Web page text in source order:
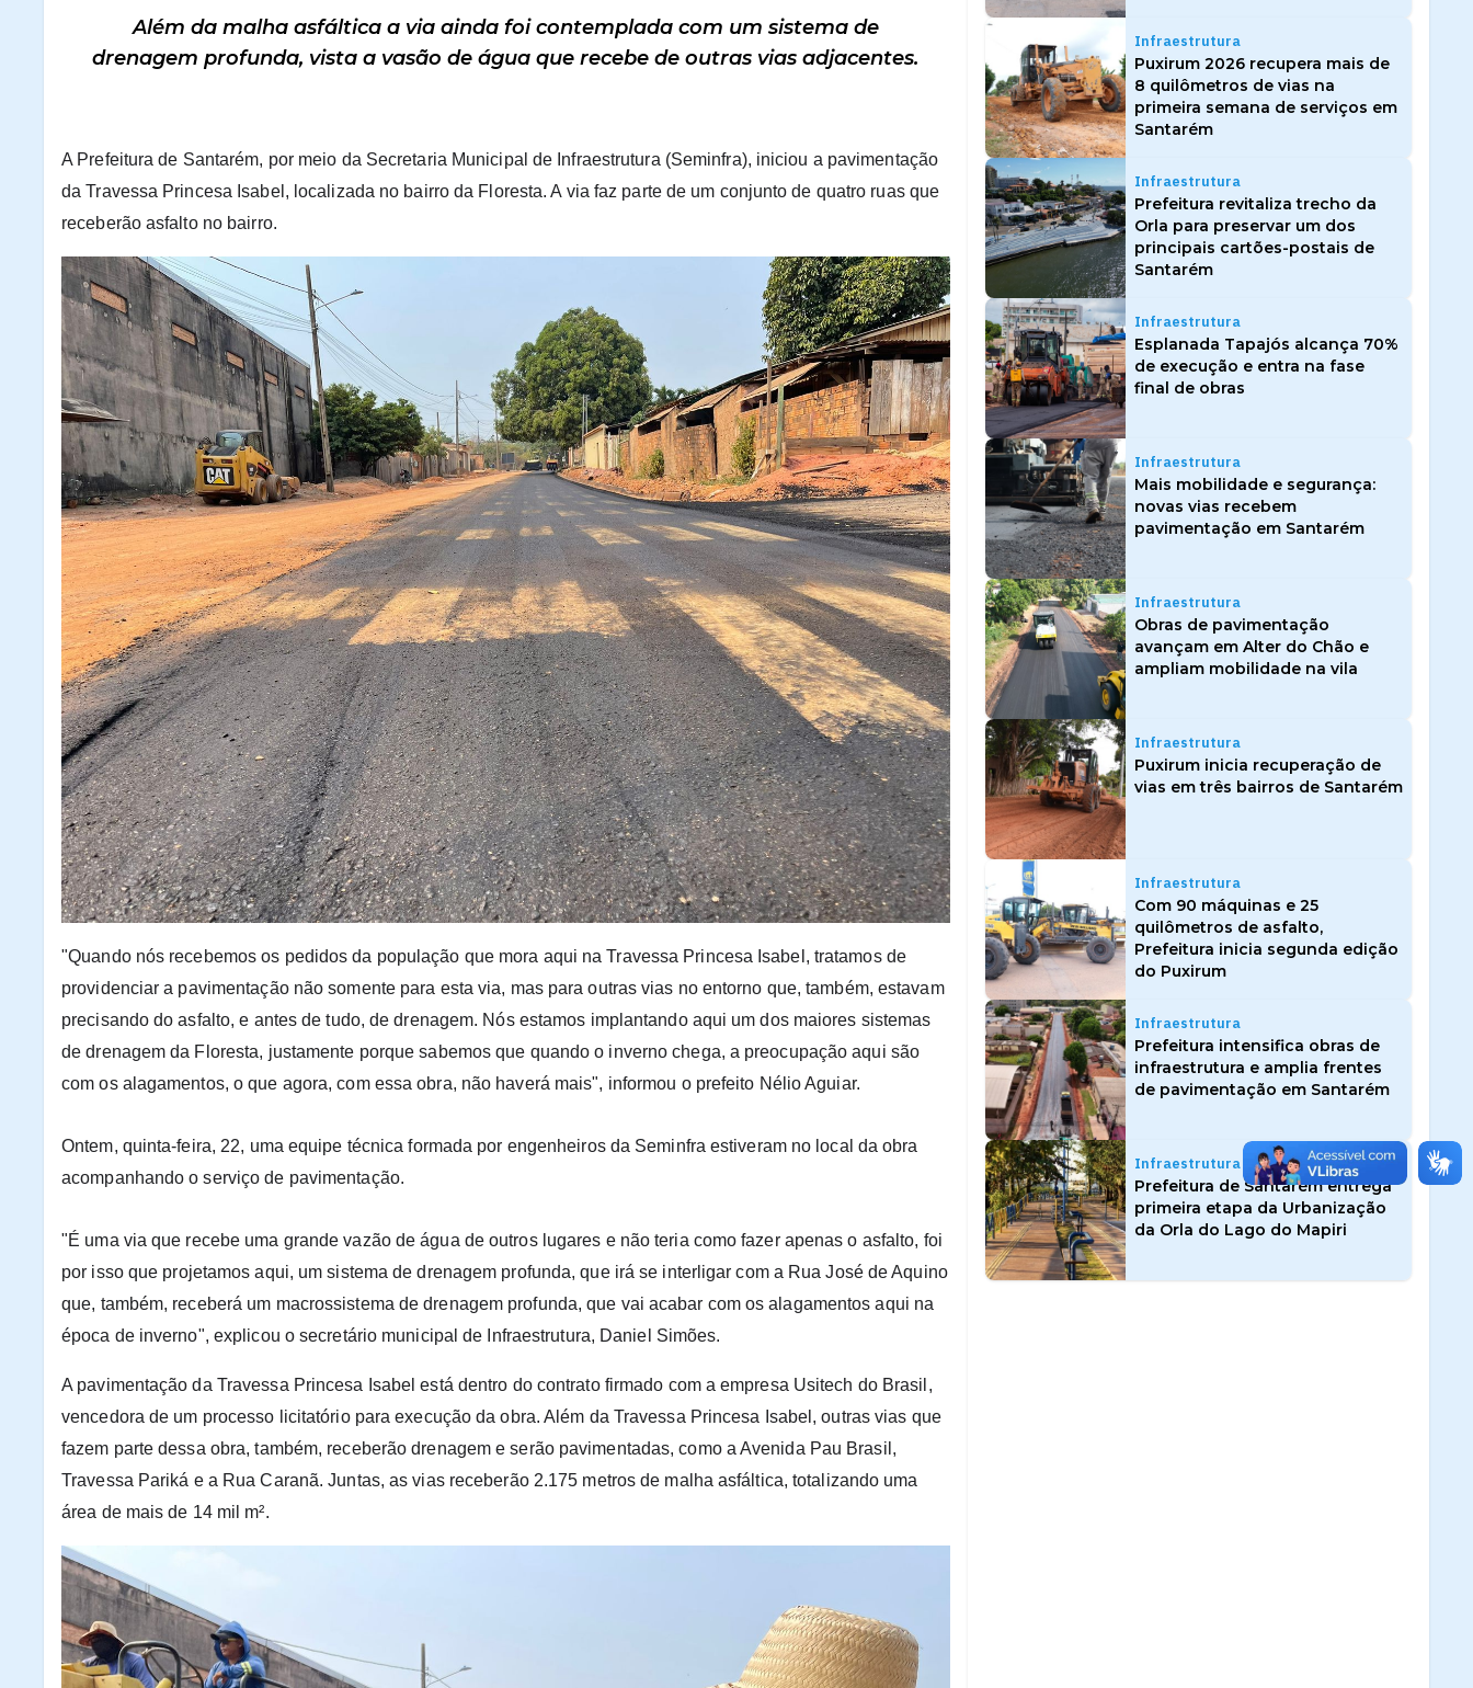
Além da malha asfáltica a via ainda foi contemplada com um sistema de
drenagem profunda, vista a vasão de água que recebe de outras vias adjacentes.
A Prefeitura de Santarém, por meio da Secretaria Municipal de Infraestrutura (Seminfra), iniciou a pavimentação
da Travessa Princesa Isabel, localizada no bairro da Floresta. A via faz parte de um conjunto de quatro ruas que
receberão asfalto no bairro.
"Quando nós recebemos os pedidos da população que mora aqui na Travessa Princesa Isabel, tratamos de
providenciar a pavimentação não somente para esta via, mas para outras vias no entorno que, também, estavam
precisando do asfalto, e antes de tudo, de drenagem. Nós estamos implantando aqui um dos maiores sistemas
de drenagem da Floresta, justamente porque sabemos que quando o inverno chega, a preocupação aqui são
com os alagamentos, o que agora, com essa obra, não haverá mais", informou o prefeito Nélio Aguiar.
Ontem, quinta-feira, 22, uma equipe técnica formada por engenheiros da Seminfra estiveram no local da obra
acompanhando o serviço de pavimentação.
"É uma via que recebe uma grande vazão de água de outros lugares e não teria como fazer apenas o asfalto, foi
por isso que projetamos aqui, um sistema de drenagem profunda, que irá se interligar com a Rua José de Aquino
que, também, receberá um macrossistema de drenagem profunda, que vai acabar com os alagamentos aqui na
época de inverno", explicou o secretário municipal de Infraestrutura, Daniel Simões.
A pavimentação da Travessa Princesa Isabel está dentro do contrato firmado com a empresa Usitech do Brasil,
vencedora de um processo licitatório para execução da obra. Além da Travessa Princesa Isabel, outras vias que
fazem parte dessa obra, também, receberão drenagem e serão pavimentadas, como a Avenida Pau Brasil,
Travessa Pariká e a Rua Caranã. Juntas, as vias receberão 2.175 metros de malha asfáltica, totalizando uma
área de mais de 14 mil m².
Infraestrutura
Puxirum 2026 recupera mais de
8 quilômetros de vias na
primeira semana de serviços em
Santarém
Infraestrutura
Prefeitura revitaliza trecho da
Orla para preservar um dos
principais cartões-postais de
Santarém
Infraestrutura
Esplanada Tapajós alcança 70%
de execução e entra na fase
final de obras
Infraestrutura
Mais mobilidade e segurança:
novas vias recebem
pavimentação em Santarém
Infraestrutura
Obras de pavimentação
avançam em Alter do Chão e
ampliam mobilidade na vila
Infraestrutura
Puxirum inicia recuperação de
vias em três bairros de Santarém
Infraestrutura
Com 90 máquinas e 25
quilômetros de asfalto,
Prefeitura inicia segunda edição
do Puxirum
Infraestrutura
Prefeitura intensifica obras de
infraestrutura e amplia frentes
de pavimentação em Santarém
Infraestrutura
Prefeitura de Santarém entrega
primeira etapa da Urbanização
da Orla do Lago do Mapiri